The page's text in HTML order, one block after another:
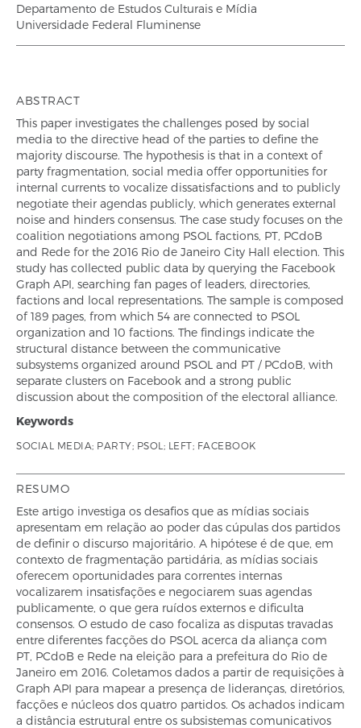
Departamento de Estudos Culturais e Mídia
Universidade Federal Fluminense
ABSTRACT
This paper investigates the challenges posed by social
media to the directive head of the parties to define the
majority discourse. The hypothesis is that in a context of
party fragmentation, social media offer opportunities for
internal currents to vocalize dissatisfactions and to publicly
negotiate their agendas publicly, which generates external
noise and hinders consensus. The case study focuses on the
coalition negotiations among PSOL factions, PT, PCdoB
and Rede for the 2016 Rio de Janeiro City Hall election. This
study has collected public data by querying the Facebook
Graph API, searching fan pages of leaders, directories,
factions and local representations. The sample is composed
of 189 pages, from which 54 are connected to PSOL
organization and 10 factions. The findings indicate the
structural distance between the communicative
subsystems organized around PSOL and PT / PCdoB, with
separate clusters on Facebook and a strong public
discussion about the composition of the electoral alliance.
Keywords
SOCIAL MEDIA; PARTY; PSOL; LEFT; FACEBOOK
RESUMO
Este artigo investiga os desafios que as mídias sociais
apresentam em relação ao poder das cúpulas dos partidos
de definir o discurso majoritário. A hipótese é de que, em
contexto de fragmentação partidária, as mídias sociais
oferecem oportunidades para correntes internas
vocalizarem insatisfações e negociarem suas agendas
publicamente, o que gera ruídos externos e dificulta
consensos. O estudo de caso focaliza as disputas travadas
entre diferentes facções do PSOL acerca da aliança com
PT, PCdoB e Rede na eleição para a prefeitura do Rio de
Janeiro em 2016. Coletamos dados a partir de requisições à
Graph API para mapear a presença de lideranças, diretórios,
facções e núcleos dos quatro partidos. Os achados indicam
a distância estrutural entre os subsistemas comunicativos